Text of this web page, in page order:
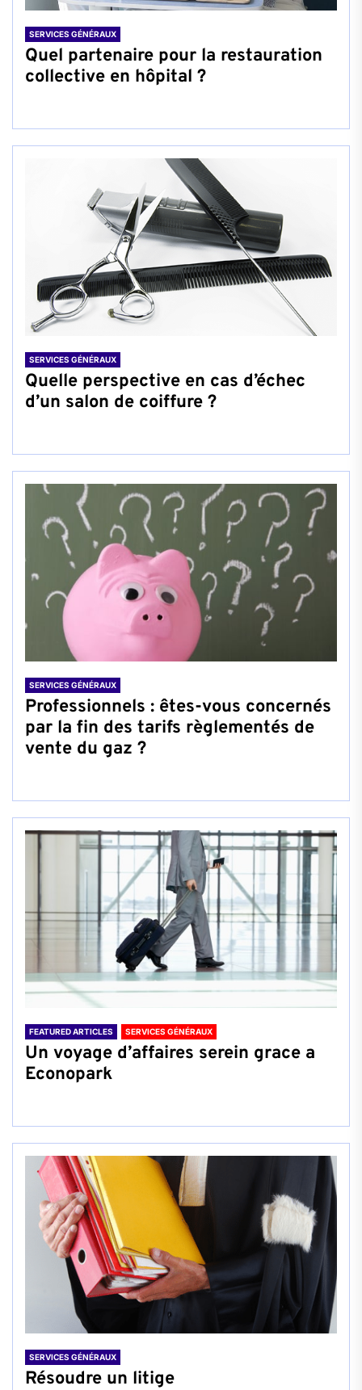
SERVICES GÉNÉRAUX
Quel partenaire pour la restauration
collective en hôpital ?
SERVICES GÉNÉRAUX
Quelle perspective en cas d’échec
d’un salon de coiffure ?
SERVICES GÉNÉRAUX
Professionnels : êtes-vous concernés
par la fin des tarifs règlementés de
vente du gaz ?
FEATURED ARTICLES SERVICES GÉNÉRAUX
Un voyage d’affaires serein grace a
Econopark
SERVICES GÉNÉRAUX
Résoudre un litige